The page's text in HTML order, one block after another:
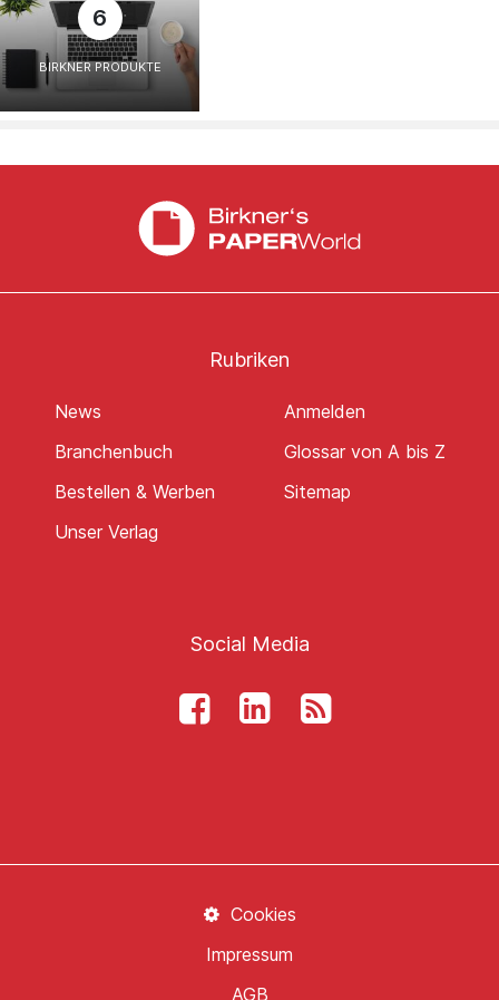
6
BIRKNER PRODUKTE
Rubriken
News
Branchenbuch
Bestellen & Werben
Unser Verlag
Anmelden
Glossar von A bis Z
Sitemap
Social Media
AGB
Impressum
Cookies